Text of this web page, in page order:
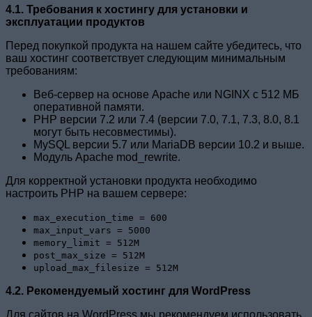
4.1. Требования к хостингу для установки и
эксплуатации продуктов
Перед покупкой продукта на нашем сайте убедитесь, что
ваш хостинг соответствует следующим минимальным
требованиям:
Веб-сервер на основе Apache или NGINX с 512 МБ
оперативной памяти.
PHP версии 7.2 или 7.4 (версии 7.0, 7.1, 7.3, 8.0, 8.1
могут быть несовместимы).
MySQL версии 5.7 или MariaDB версии 10.2 и выше.
Модуль Apache mod_rewrite.
Для корректной установки продукта необходимо
настроить PHP на вашем сервере:
max_execution_time = 600
max_input_vars = 5000
memory_limit = 512M
post_max_size = 512M
upload_max_filesize = 512M
4.2. Рекомендуемый хостинг для WordPress
Для сайтов на WordPress мы рекомендуем использовать